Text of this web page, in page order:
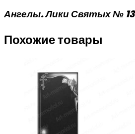
Ангелы. Лики Святых № 13
Похожие товары